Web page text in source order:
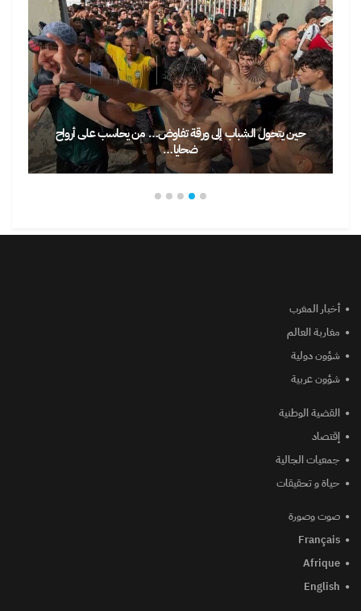
حين يتحول الشباب إلى ورقة تفاوض… من يحاسب على أرواح
ضحايا…
أخبار المغرب
مغاربة العالم
شؤون دولية
شؤون عربية
القضية الوطنية
إقتصاد
جمعيات الجالية
حياة و تحقيقات
صوت وصورة
Français
Afrique
English